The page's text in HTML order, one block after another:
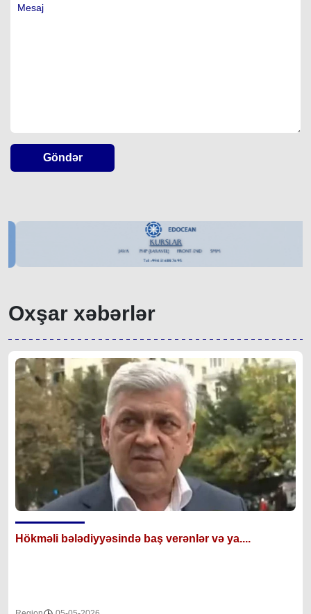
Göndər
Oxşar xəbərlər
Hökməli bələdiyyəsində baş verənlər və ya....